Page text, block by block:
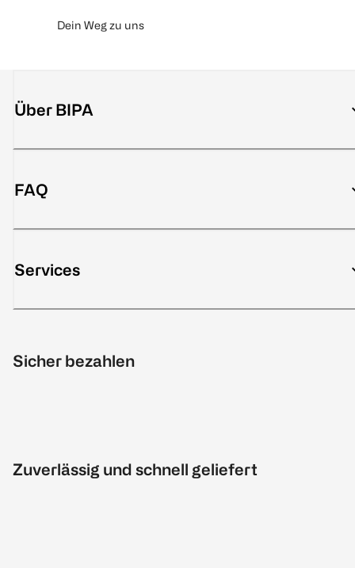
Dein Weg zu uns
Über BIPA
FAQ
Services
Sicher bezahlen
Zuverlässig und schnell geliefert